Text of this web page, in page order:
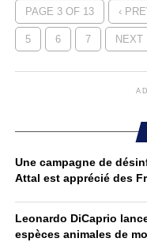
PAGE 3 OF 13 ‹
5 6 7 NEXT
Une campagne de
Attal est apprécié des
Leonardo DiCaprio
espèces animales de